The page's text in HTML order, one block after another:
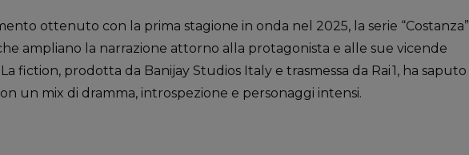
ottenuto con la prima stagione in onda nel 2025, la serie “Costanza”
ampliano la narrazione attorno alla protagonista e alle sue vicende
fiction, prodotta da Banijay Studios Italy e trasmessa da Rai 1, ha saputo
un mix di dramma, introspezione e personaggi intensi.